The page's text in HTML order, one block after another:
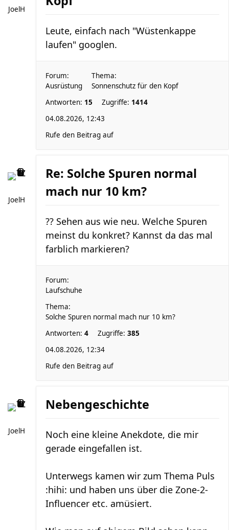
JoelH
Leute, einfach nach "Wüstenkappe
laufen" googlen.
Forum:
Ausrüstung
Thema:
Sonnenschutz für den Kopf
Antworten: 15 Zugriffe: 1414
04.08.2026, 12:43
Rufe den Beitrag auf
JoelH
Re: Solche Spuren normal
mach nur 10 km?
?? Sehen aus wie neu. Welche Spuren
meinst du konkret? Kannst da das mal
farblich markieren?
Forum:
Laufschuhe
Thema:
Solche Spuren normal mach nur 10 km?
Antworten: 4 Zugriffe: 385
04.08.2026, 12:34
Rufe den Beitrag auf
JoelH
Nebengeschichte
Noch eine kleine Anekdote, die mir
gerade eingefallen ist.
Unterwegs kamen wir zum Thema Puls
:hihi: und haben uns über die Zone-2-
Influencer etc. amüsiert.